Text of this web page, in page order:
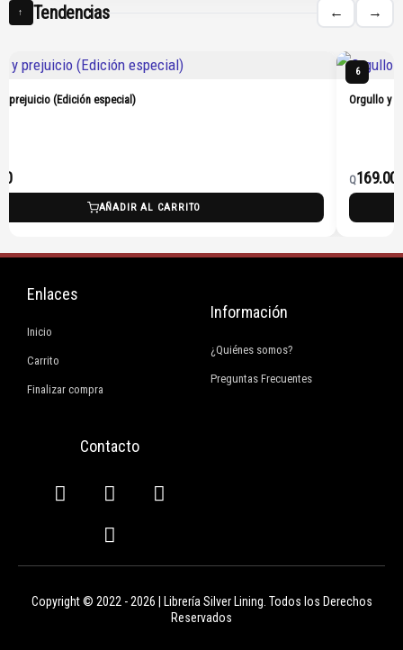
↑ Tendencias ← →
prejuicio (Edición especial)
AÑADIR AL CARRITO
6
Orgullo y
Q169.00
Enlaces
Inicio
Carrito
Finalizar compra
Información
¿Quiénes somos?
Preguntas Frecuentes
Contacto
F
a
b
o
I
n
s
t
a
r
W
h
s
p
E
n
v
e
l
p
Copyright © 2022 - 2026 | Librería Silver Lining. Todos los Derechos
Reservados